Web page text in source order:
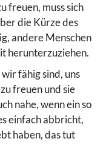
freuen, muss sich
die Kürze des
andere Menschen
herunterzuziehen.
fähig sind, uns
freuen und sie
nahe, wenn ein so
einfach abbricht,
haben, das tut